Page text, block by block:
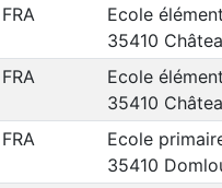
FRA
Ecole
35410
FRA
Ecole
35410
FRA
Ecole
35410